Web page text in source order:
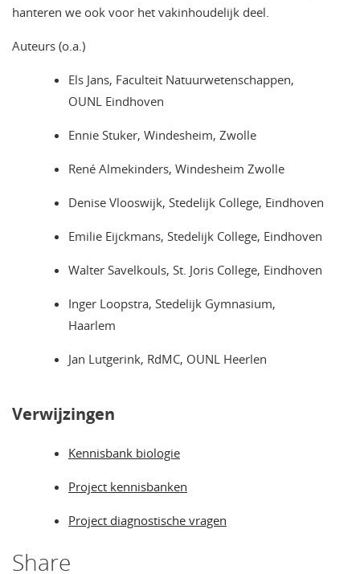
hanteren we ook voor het vakinhoudelijk deel.
Auteurs (o.a.)
Els Jans, Faculteit Natuurwetenschappen,
OUNL Eindhoven
Ennie Stuker, Windesheim, Zwolle
René Almekinders, Windesheim Zwolle
Denise Vlooswijk, Stedelijk College, Eindhoven
Emilie Eijckmans, Stedelijk College, Eindhoven
Walter Savelkouls, St. Joris College, Eindhoven
Inger Loopstra, Stedelijk Gymnasium,
Haarlem
Jan Lutgerink, RdMC, OUNL Heerlen
Verwijzingen
Kennisbank biologie
Project kennisbanken
Project diagnostische vragen
Share